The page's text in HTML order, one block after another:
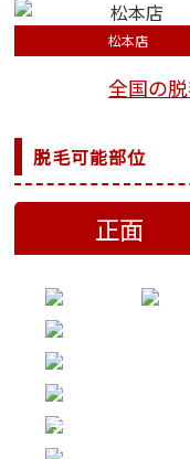
松本店
全国の
脱毛可能部位
正面
両ひじ上
両ひじ下
手の甲と指
両ひざ上